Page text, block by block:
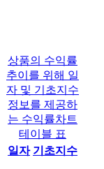
상품의 수익률
추이를 위해 일
자 및 기초지수
정보를 제공하
는 수익률차트
테이블 표
일자 기초지수